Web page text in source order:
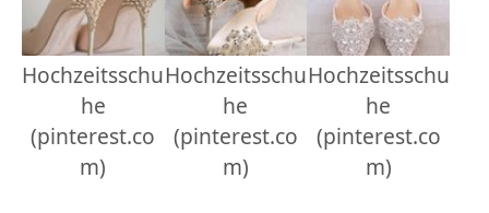
Hochzeitsschu
he
(pinterest.co
m)
Hochzeitsschu
he
(pinterest.co
m)
Hochzeitsschu
he
(pinterest.co
m)